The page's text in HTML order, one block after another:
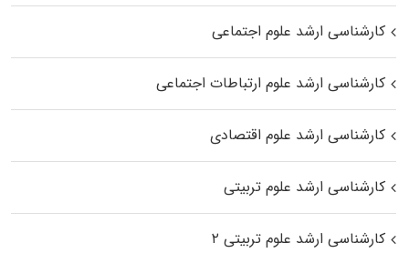
کارشناسی ارشد علوم اجتماعی
کارشناسی ارشد علوم ارتباطات اجتماعی
کارشناسی ارشد علوم اقتصادی
کارشناسی ارشد علوم تربیتی
کارشناسی ارشد علوم تربیتی ۲